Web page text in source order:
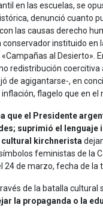
en las escuelas, se
denunció cuanto
las causas derecho
instituido en
al Desierto».
redistribución coercitiva
de agigantarse-, en
flagelo que en el
el Presidente
suprimió el
cultural kirchnerista
feministas de la
de marzo, fecha de
de la batalla cultural
la propaganda o la